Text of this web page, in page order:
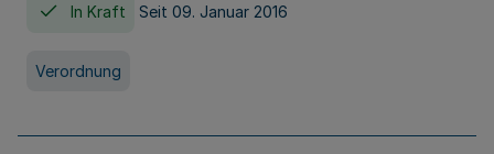
In Kraft Seit 09. Januar 2016
Verordnung